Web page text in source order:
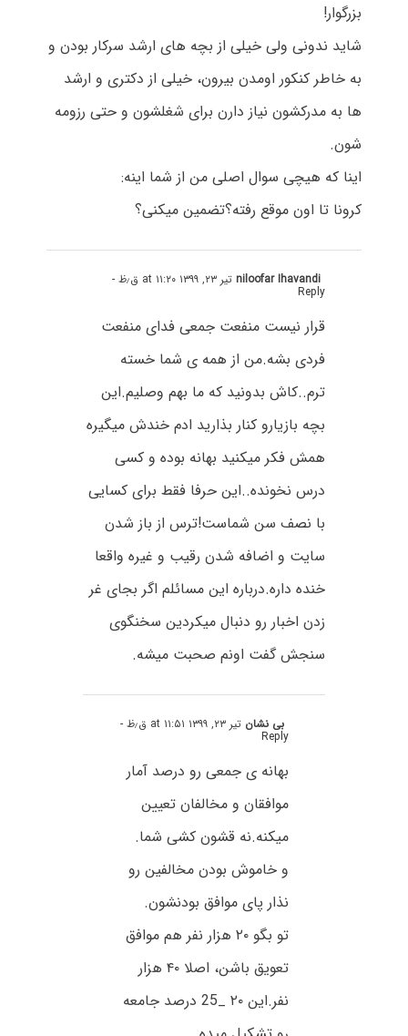
بزرگوار!
شاید ندونی ولی خیلی از بچه های ارشد سرکار بودن و
به خاطر کنکور اومدن بیرون، خیلی از دکتری و ارشد
ها به مدرکشون نیاز دارن برای شغلشون و حتی رزومه
شون.
اینا که هیچی سوال اصلی من از شما اینه:
کرونا تا اون موقع رفته؟تضمین میکنی؟
niloofar Ihavandiتیر ۲۳, ۱۳۹۹ at ۱۱:۲۰ ق٫ظ -
Reply
قرار نیست منفعت جمعی فدای منفعت
فردی بشه.من از همه ی شما خسته
ترم..کاش بدونید که ما بهم وصلیم.این
بچه بازیارو کنار بذارید ادم خندش میگیره
همش فکر میکنید بهانه بوده و کسی
درس نخونده..این حرفا فقط برای کسایی
با نصف سن شماست!ترس از باز شدن
سایت و اضافه شدن رقیب و غیره واقعا
خنده داره.درباره این مسائلم اگر بجای غر
زدن اخبار رو دنبال میکردین سخنگوی
سنجش گفت اونم صحبت میشه.
بی نشان تیر ۲۳, ۱۳۹۹ at ۱۱:۵۱ ق٫ظ -
Reply
بهانه ی جمعی رو درصد آمار
موافقان و مخالفان تعیین
میکنه.نه قشون کشی شما.
و خاموش بودن مخالفین رو
نذار پای موافق بودنشون.
تو بگو ۲۰ هزار نفر هم موافق
تعویق باشن، اصلا ۴۰ هزار
نفر.این ۲۰ _25 درصد جامعه